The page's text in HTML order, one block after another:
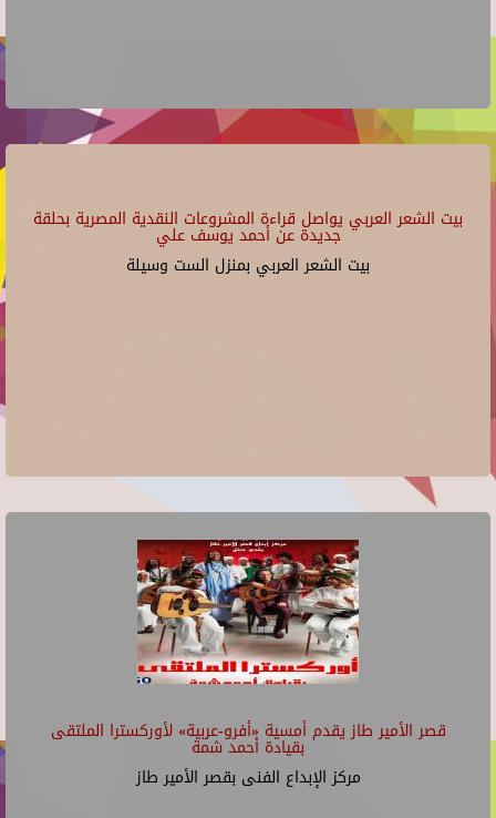
بيت الشعر العربي يواصل قراءة المشروعات النقدية المصرية بحلقة
جديدة عن أحمد يوسف علي
بيت الشعر العربي بمنزل الست وسيلة
قصر الأمير طاز يقدم أمسية «أفرو-عربية» لأوركسترا الملتقى
بقيادة أحمد شمة
مركز الإبداع الفنى بقصر الأمير طاز